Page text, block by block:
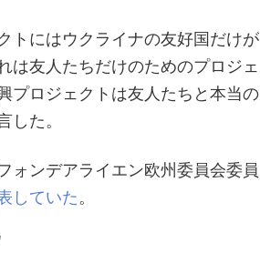
トにはウクライナの友好国だけが
は友人たちだけのためのプロジェ
プロジェクトは友人たちと本当の
した。
ォンデアライエン欧州委員会委員
していた。